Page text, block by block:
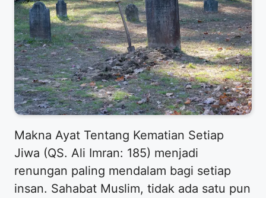
Makna Ayat Tentang Kematian Setiap
Jiwa (QS. Ali Imran: 185) menjadi
renungan paling mendalam bagi setiap
insan. Sahabat Muslim, tidak ada satu pun